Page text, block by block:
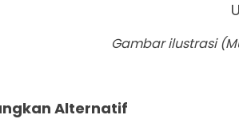
Gambar ilustrasi
Alternatif